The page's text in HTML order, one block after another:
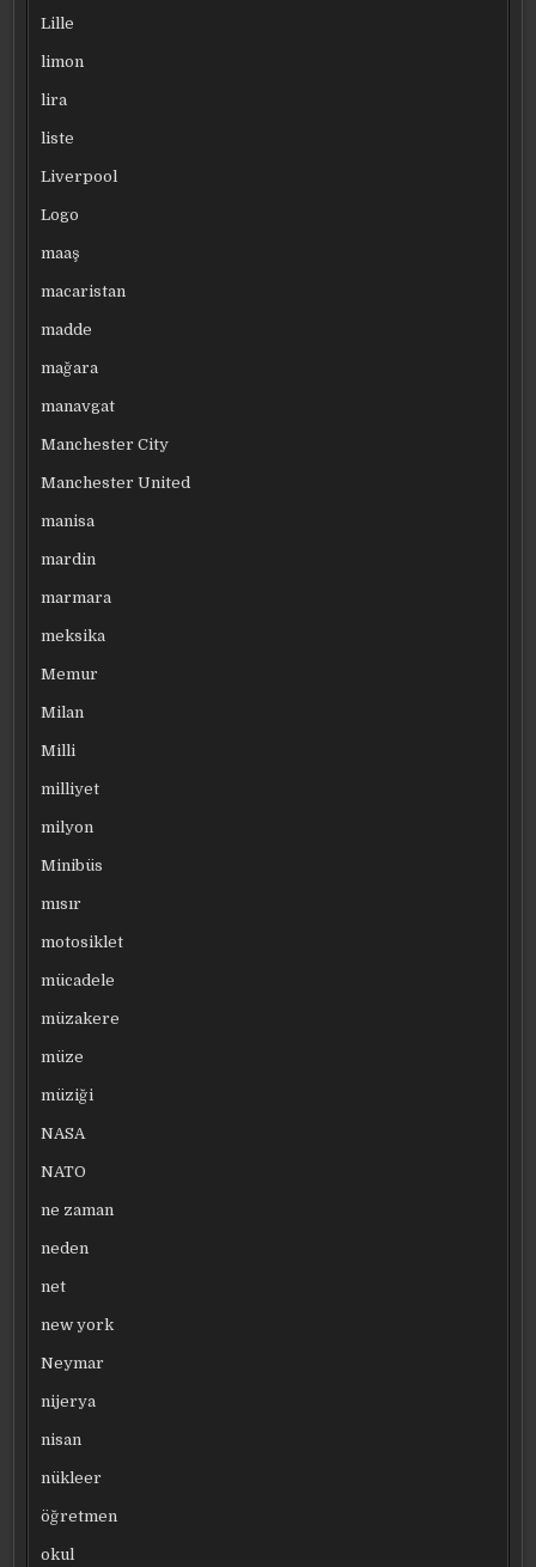
Lille
limon
lira
liste
Liverpool
Logo
maaş
macaristan
madde
mağara
manavgat
Manchester City
Manchester United
manisa
mardin
marmara
meksika
Memur
Milan
Milli
milliyet
milyon
Minibüs
mısır
motosiklet
mücadele
müzakere
müze
müziği
NASA
NATO
ne zaman
neden
net
new york
Neymar
nijerya
nisan
nükleer
öğretmen
okul